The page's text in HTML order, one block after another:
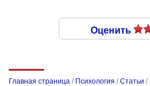
Оценить
Главная страница / Психология /Статьи /